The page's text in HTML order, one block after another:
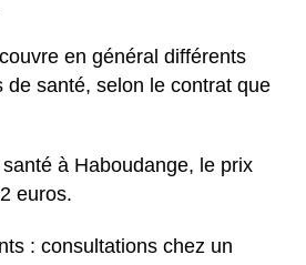
en général différents
de santé, selon le contrat que
à Haboudange, le prix
euros.
: consultations chez un